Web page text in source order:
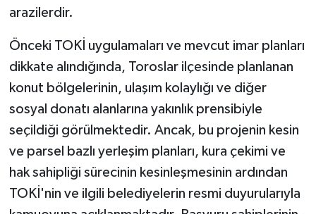
arazilerdir.
Önceki TOKİ uygulamaları ve mevcut imar planları
dikkate alındığında, Toroslar ilçesinde planlanan
konut bölgelerinin, ulaşım kolaylığı ve diğer
sosyal donatı alanlarına yakınlık prensibiyle
seçildiği görülmektedir. Ancak, bu projenin kesin
ve parsel bazlı yerleşim planları, kura çekimi ve
hak sahipliği sürecinin kesinleşmesinin ardından
TOKİ'nin ve ilgili belediyelerin resmi duyurularıyla